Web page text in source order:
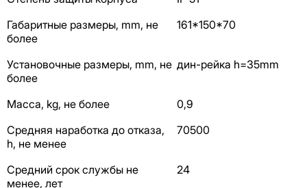
Габаритные размеры, mm, не
более
161*150*70
Установочные размеры, mm, не
более
дин-рейка h=35mm
Масса, kg, не более
0,9
Средняя наработка до отказа,
h, не менее
70500
Средний срок службы не
менее, лет
24